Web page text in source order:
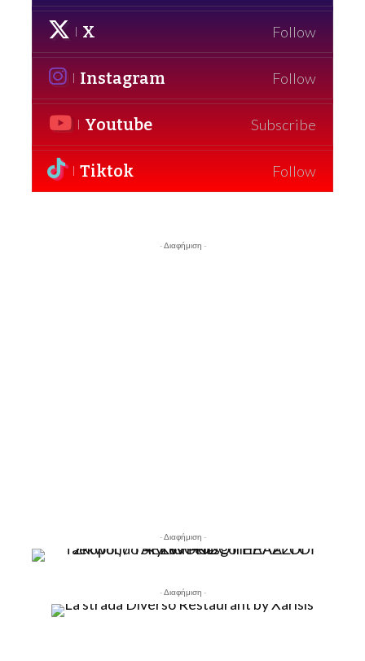
X Follow
Instagram Follow
Youtube Subscribe
Tiktok Follow
- Διαφήμιση -
- Διαφήμιση -
- Διαφήμιση -